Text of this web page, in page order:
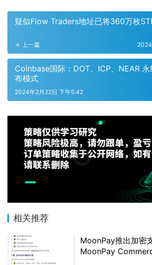
疑似Flow Traders地址已将360万枚
上一篇
Coinbase国际：DOT、ICP、NEAR
布模式
2024年2月22日 下午5:42
相关推荐
MoonPay推出加密
MoonPay